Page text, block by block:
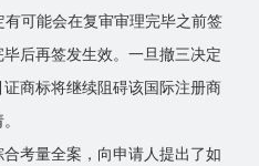
可能会在复审审理完毕之前签
后再签发生效。一旦撤三决定
商标将继续阻碍该国际注册商
考量全案，向申请人提出了如